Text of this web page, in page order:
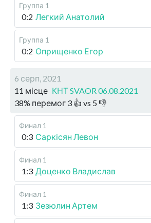
Группа 1
0:2 Легкий Анатолий
Группа 1
0:2 Оприщенко Егор
6 серп, 2021
11 місце КНТ SVAOR 06.08.2021
38% перемог 3 👍 vs 5 👎
Финал 1
0:3 Саркісян Левон
Финал 1
1:3 Доценко Владислав
Финал 1
1:3 Зезюлин Артем